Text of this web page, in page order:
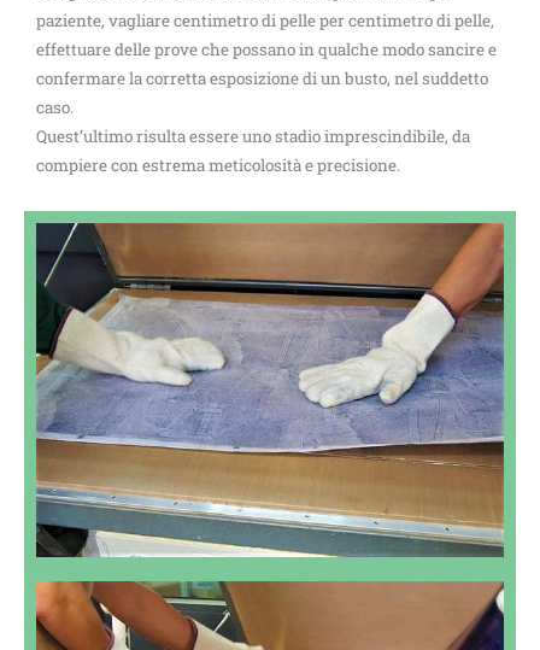
paziente, vagliare centimetro di pelle per centimetro di pelle,
effettuare delle prove che possano in qualche modo sancire e
confermare la corretta esposizione di un busto, nel suddetto
caso.
Quest’ultimo risulta essere uno stadio imprescindibile, da
compiere con estrema meticolosità e precisione.